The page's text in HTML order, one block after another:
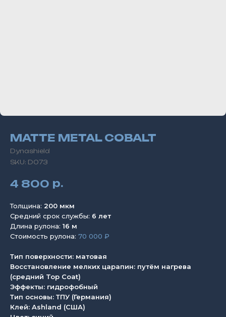
MATTE METAL COBALT
Dynashield
SKU: D073
4 800 р.
Толщина: 200 мкм
Средний срок службы: 6 лет
Длина рулона: 16 м
Стоимость рулона: 70 000 ₽
Тип поверхности: матовая
Восстановление мелких царапин: путём нагрева
(средний Top Coat)
Эффекты: гидрофобный
Тип основы: ТПУ (Германия)
Клей: Ashland (США)